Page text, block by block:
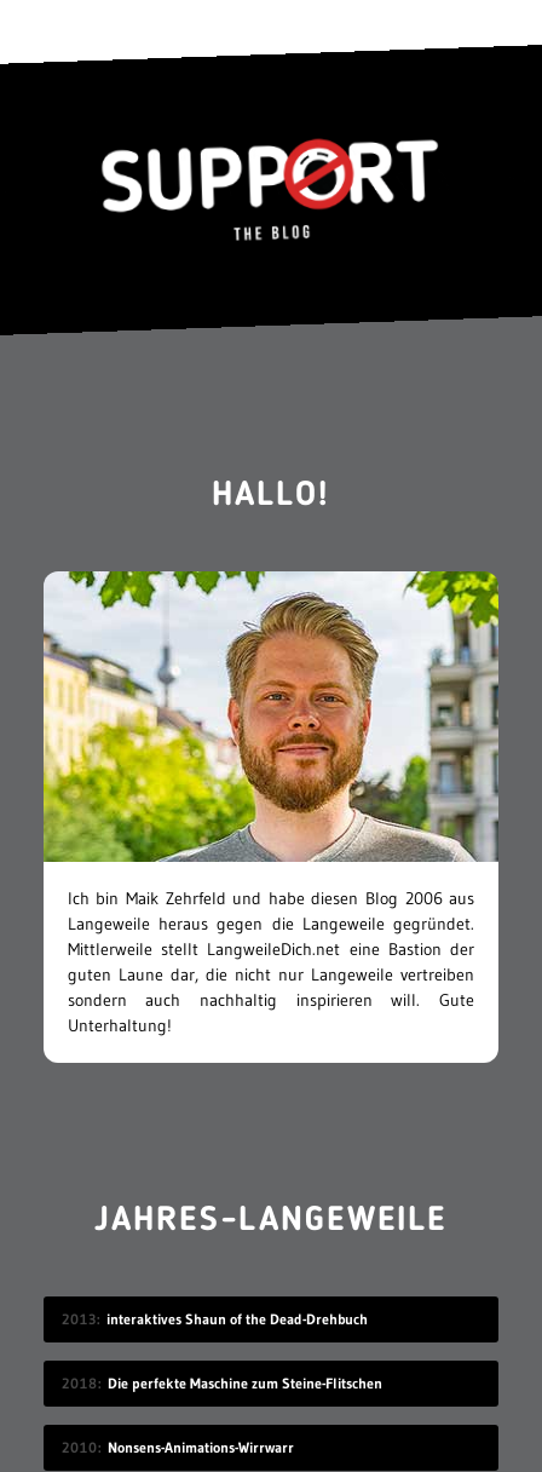
HALLO!
Ich bin Maik Zehrfeld und habe diesen Blog 2006 aus
Langeweile heraus gegen die Langeweile gegründet.
Mittlerweile stellt LangweileDich.net eine Bastion der
guten Laune dar, die nicht nur Langeweile vertreiben
sondern auch nachhaltig inspirieren will. Gute
Unterhaltung!
JAHRES-LANGEWEILE
2013 interaktives Shaun of the Dead-Drehbuch
2018 Die perfekte Maschine zum Steine-Flitschen
2010 Nonsens-Animations-Wirrwarr